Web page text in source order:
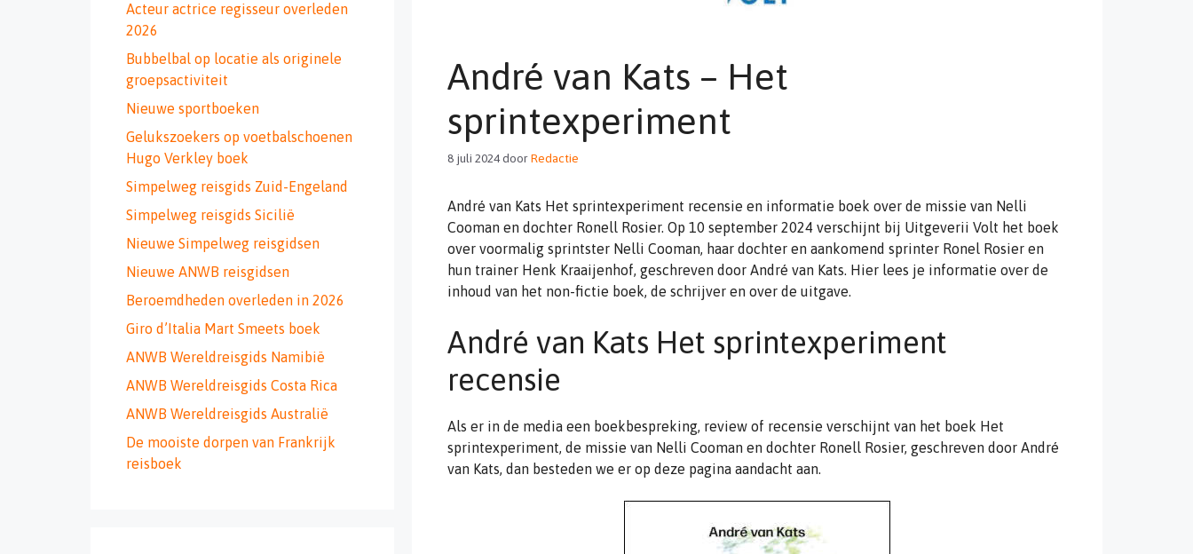
André van Kats – Het
sprintexperiment
8 juli 2024doorRedactie
André van Kats Het sprintexperiment recensie en informatie boek over de missie van Nelli
Cooman en dochter Ronell Rosier. Op 10 september 2024 verschijnt bij Uitgeverii Volt het boek
over voormalig sprintster Nelli Cooman, haar dochter en aankomend sprinter Ronel Rosier en
hun trainer Henk Kraaijenhof, geschreven door André van Kats. Hier lees je informatie over de
inhoud van het non-fictie boek, de schrijver en over de uitgave.
André van Kats Het sprintexperiment
recensie
Als er in de media een boekbespreking, review of recensie verschijnt van het boek Het
sprintexperiment, de missie van Nelli Cooman en dochter Ronell Rosier, geschreven door André
van Kats, dan besteden we er op deze pagina aandacht aan.
Acteur actrice regisseur overleden
2026
Bubbelbal op locatie als originele
groepsactiviteit
Nieuwe sportboeken
Gelukszoekers op voetbalschoenen
Hugo Verkley boek
Simpelweg reisgids Zuid-Engeland
Simpelweg reisgids Sicilië
Nieuwe Simpelweg reisgidsen
Nieuwe ANWB reisgidsen
Beroemdheden overleden in 2026
Giro d’Italia Mart Smeets boek
ANWB Wereldreisgids Namibië
ANWB Wereldreisgids Costa Rica
ANWB Wereldreisgids Australië
De mooiste dorpen van Frankrijk
reisboek